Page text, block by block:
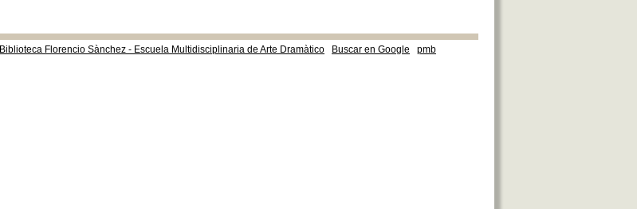
Biblioteca Florencio Sànchez - Escuela Multidisciplinaria de Arte Dramàtico Buscar en Google pmb